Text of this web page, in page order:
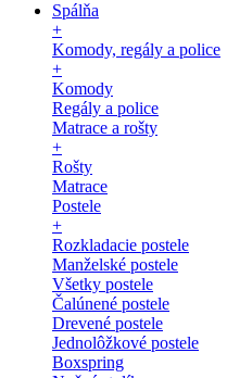
Spálňa
+
Komody, regály a police
+
Komody
Regály a police
Matrace a rošty
+
Rošty
Matrace
Postele
+
Rozkladacie postele
Manželské postele
Všetky postele
Čalúnené postele
Drevené postele
Jednolôžkové postele
Boxspring